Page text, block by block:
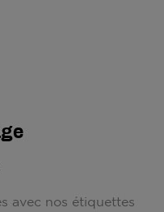
avec nos étiquettes